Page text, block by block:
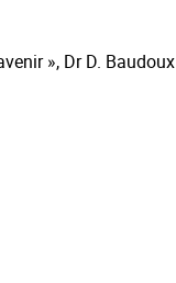
», Dr D. Baudoux